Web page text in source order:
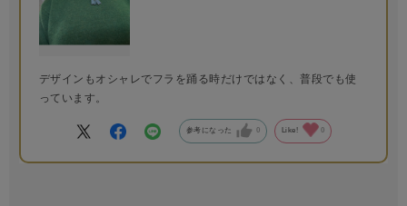
デザインもオシャレでフラを踊る時だけではなく、普段でも使
っています。
参考になった 0 Like! 0